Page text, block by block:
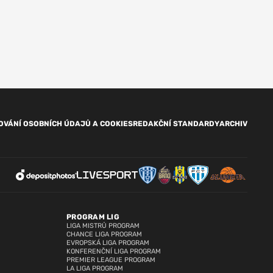
OSOBNÍCH ÚDAJŮ A COOKIESREDAKČNÍ STANDARDYARCHIV
PROGRAM LIG
LIGA MISTRŮ PROGRAM
CHANCE LIGA PROGRAM
EVROPSKÁ LIGA PROGRAM
KONFERENČNÍ LIGA PROGRAM
PREMIER LEAGUE PROGRAM
LA LIGA PROGRAM